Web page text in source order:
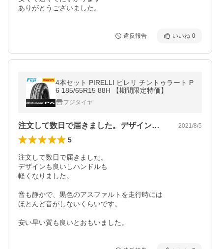
ありがとうございました。
違反報告 いいね 0
4本セット PIRELLI ピレリ チントゥラート P
6 185/65R15 88H 【期間限定特価】
フジタイヤ
注文して数日で届きました。デザインも良… 2021/8/5
5
注文して数日で届きました。
デザインも良いしハンドルも
軽くなりました。
音も静かで、黒色のアスファルトを走行時には
ほとんど音がしないくらいです。
安い早い質も良いとおもいました。